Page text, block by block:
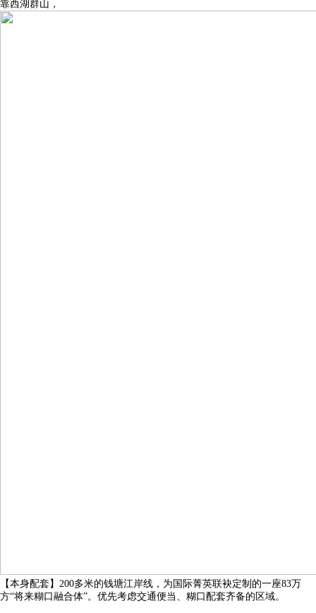
靠西湖群山，
【本身配套】200多米的钱塘江岸线，为国际菁英联袂定制的一座83万
方“将来糊口融合体”。优先考虑交通便当、糊口配套齐备的区域。